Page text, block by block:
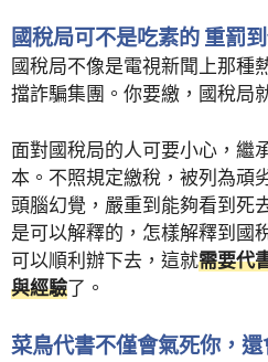
國稅局可不是吃素的 重罰
國稅局不像是電視新聞上那種
擋詐騙集團。你要繳，國稅局
面對國稅局的人可要小心，繼
本。不照規定繳稅，被列為頑
頭腦幻覺，嚴重到能夠看到死
是可以解釋的，怎樣解釋到國
可以順利辦下去，這就需要代
與經驗了。
菜鳥代書不僅會氣死你，